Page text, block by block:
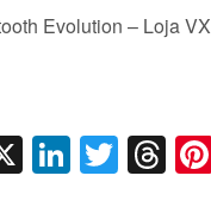
Evolution – Loja
X